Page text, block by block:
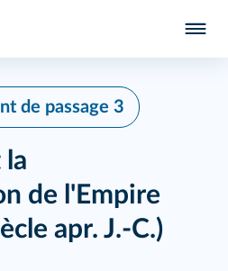
de passage 3
la
de l'Empire
apr. J.-C.)